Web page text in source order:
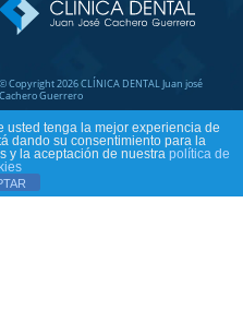
© Copyright 2026 CLÍNICA DENTAL Juan josé
Cachero Guerrero
usted tenga la mejor experiencia de
dando su consentimiento para la
y la aceptación de nuestra política de